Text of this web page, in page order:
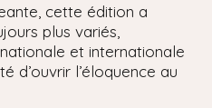
cette édition a
plus variés,
et internationale
d’ouvrir l’éloquence au